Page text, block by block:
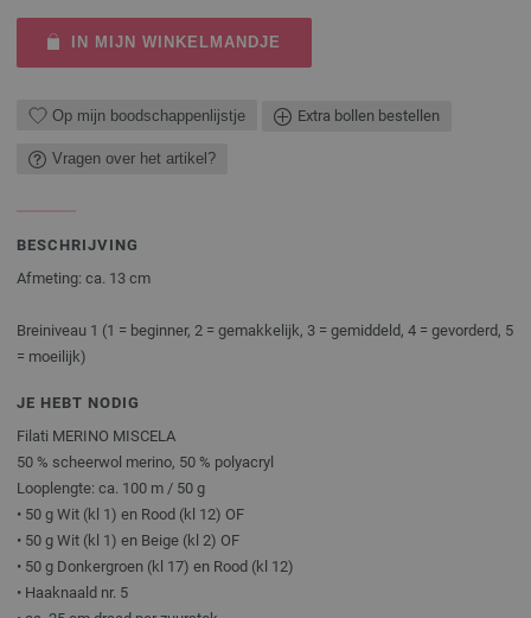
IN MIJN WINKELMANDJE
Op mijn boodschappenlijstje Extra bollen bestellen
Vragen over het artikel?
BESCHRIJVING
Afmeting: ca. 13 cm
Breiniveau 1 (1 = beginner, 2 = gemakkelijk, 3 = gemiddeld, 4 = gevorderd, 5
= moeilijk)
JE HEBT NODIG
Filati MERINO MISCELA
50 % scheerwol merino, 50 % polyacryl
Looplengte: ca. 100 m / 50 g
• 50 g Wit (kl 1) en Rood (kl 12) OF
• 50 g Wit (kl 1) en Beige (kl 2) OF
• 50 g Donkergroen (kl 17) en Rood (kl 12)
• Haaknaald nr. 5